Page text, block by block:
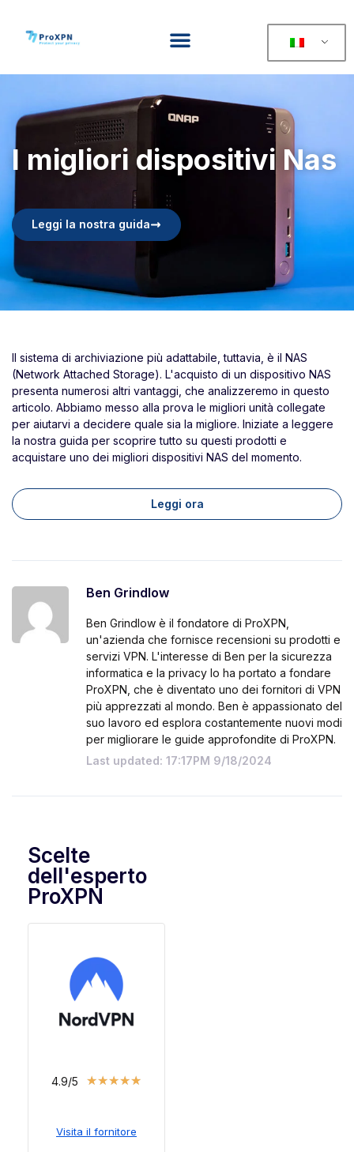
I migliori dispositivi Nas
Leggi la nostra guida
Il sistema di archiviazione più adattabile, tuttavia, è il NAS
(Network Attached Storage). L'acquisto di un dispositivo NAS
presenta numerosi altri vantaggi, che analizzeremo in questo
articolo. Abbiamo messo alla prova le migliori unità collegate
per aiutarvi a decidere quale sia la migliore. Iniziate a leggere
la nostra guida per scoprire tutto su questi prodotti e
acquistare uno dei migliori dispositivi NAS del momento.
Leggi ora
Ben Grindlow
Ben Grindlow è il fondatore di ProXPN,
un'azienda che fornisce recensioni su prodotti e
servizi VPN. L'interesse di Ben per la sicurezza
informatica e la privacy lo ha portato a fondare
ProXPN, che è diventato uno dei fornitori di VPN
più apprezzati al mondo. Ben è appassionato del
suo lavoro ed esplora costantemente nuovi modi
per migliorare le guide approfondite di ProXPN.
Last updated: 17:17PM 9/18/2024
Scelte
dell'esperto
ProXPN
4.9/5 ★★★★★
Visita il fornitore